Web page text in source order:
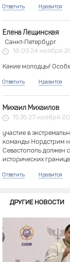
Ответить Нравится
Елена Лещинская
Санкт-Петербург
16:03 24 ноября
Какие молодцы!
Ответить Нравится
Михаил Михаилов
15:35 27 ноября
участие в
команды Нордстрим
Севастополь должен
исторических
Ответить Нравится
ДРУГИЕ НОВОСТИ